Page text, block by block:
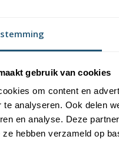
gebruik van cookies
om content en
te analyseren. Ook delen
en analyse. Deze
hebben verzameld op